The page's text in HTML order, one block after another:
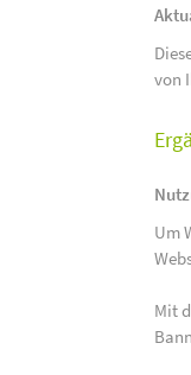
von
Um
Mit